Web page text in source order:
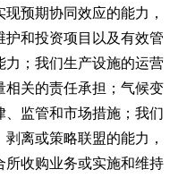
预期协同效应的能力，
和投资项目以及有效管
；我们生产设施的运营
关的责任承担；气候变
监管和市场措施；我们
离或策略联盟的能力，
所收购业务或实施和维持